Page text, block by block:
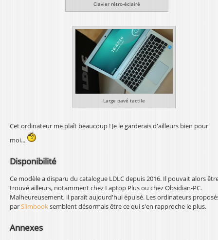
Clavier rétro-éclairé
Large pavé tactile
Cet ordinateur me plaît beaucoup ! Je le garderais d'ailleurs bien pour
moi...
Disponibilité
Ce modèle a disparu du catalogue LDLC depuis 2016. Il pouvait alors
trouvé ailleurs, notamment chez Laptop Plus ou chez Obsidian-PC.
Malheureusement, il paraît aujourd'hui épuisé. Les ordinateurs
parSlimbooksemblent désormais être ce qui s'en rapproche le plus.
Annexes